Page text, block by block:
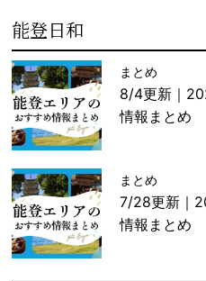
能登日和
まとめ
8/4更新｜
情報まとめ
まとめ
7/28更新｜
情報まとめ